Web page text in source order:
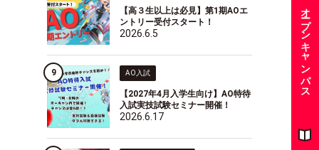
【高３生以上は必見】第1期AOエ
ントリー受付スタート！
2026.6.5
AO入試
【2027年4月入学生向け】AO特待
入試実技試験セミナー開催！
2026.6.17
オープンキャンパス